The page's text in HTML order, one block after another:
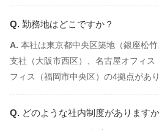
勤務地はどこですか？
本社は東京都中央区築地（銀座松
支社（大阪市西区）、名古屋オフィス
フィス（福岡市中央区）の4拠点があり
どのような社内制度があります